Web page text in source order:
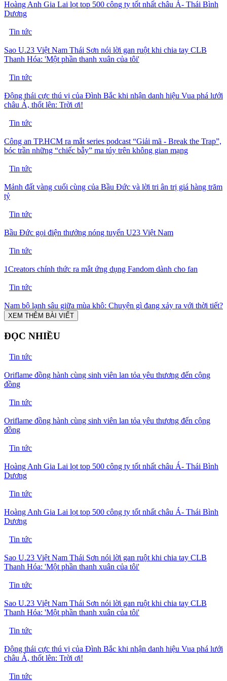
Hoàng Anh Gia Lai lọt top 500 công ty tốt nhất châu Á- Thái Bình
Dương
Tin tức
Sao U.23 Việt Nam Thái Sơn nói lời gan ruột khi chia tay CLB
Thanh Hóa: 'Một phần thanh xuân của tôi'
Tin tức
Động thái cực thú vị của Đình Bắc khi nhận danh hiệu Vua phá lưới
châu Á, thốt lên: Trời ơi!
Tin tức
Công an TP.HCM ra mắt series podcast “Giải mã - Break the Trap”,
bóc trần những “chiếc bẫy” ma túy trên không gian mạng
Tin tức
Mảnh đất vàng cuối cùng của Bầu Đức và lời tri ân trị giá hàng trăm
tỷ
Tin tức
Bầu Đức gọi điện thưởng nóng tuyển U23 Việt Nam
Tin tức
1Creators chính thức ra mắt ứng dụng Fandom dành cho fan
Tin tức
Nam bộ lạnh sâu giữa mùa khô: Chuyện gì đang xảy ra với thời tiết?
XEM THÊM BÀI VIẾT
ĐỌC NHIỀU
Tin tức
Oriflame đồng hành cùng sinh viên lan tỏa yêu thương đến cộng
đồng
Tin tức
Oriflame đồng hành cùng sinh viên lan tỏa yêu thương đến cộng
đồng
Tin tức
Hoàng Anh Gia Lai lọt top 500 công ty tốt nhất châu Á- Thái Bình
Dương
Tin tức
Hoàng Anh Gia Lai lọt top 500 công ty tốt nhất châu Á- Thái Bình
Dương
Tin tức
Sao U.23 Việt Nam Thái Sơn nói lời gan ruột khi chia tay CLB
Thanh Hóa: 'Một phần thanh xuân của tôi'
Tin tức
Sao U.23 Việt Nam Thái Sơn nói lời gan ruột khi chia tay CLB
Thanh Hóa: 'Một phần thanh xuân của tôi'
Tin tức
Động thái cực thú vị của Đình Bắc khi nhận danh hiệu Vua phá lưới
châu Á, thốt lên: Trời ơi!
Tin tức